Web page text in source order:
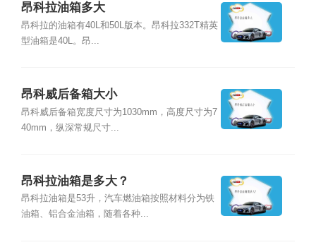
昂科拉油箱多大
昂科拉的油箱有40L和50L版本。昂科拉332T精英
型油箱是40L。昂...
昂科威后备箱大小
昂科威后备箱宽度尺寸为1030mm，高度尺寸为7
40mm，纵深常规尺寸...
昂科拉油箱是多大？
昂科拉油箱是53升，汽车燃油箱按照材料分为铁
油箱、铝合金油箱，随着各种...